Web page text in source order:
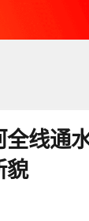
线通
貌